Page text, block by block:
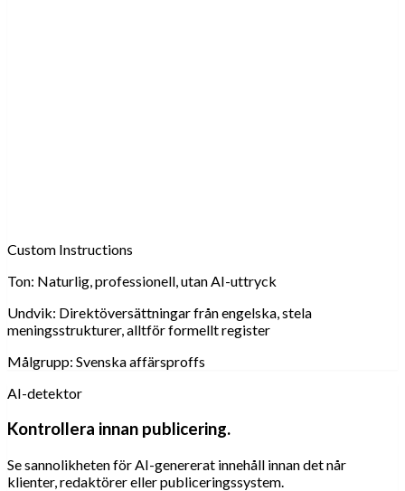
Custom Instructions
Ton: Naturlig, professionell, utan AI-uttryck
Undvik: Direktöversättningar från engelska, stela
meningsstrukturer, alltför formellt register
Målgrupp: Svenska affärsproffs
AI-detektor
Kontrollera innan publicering.
Se sannolikheten för AI-genererat innehåll innan det når
klienter, redaktörer eller publiceringssystem.